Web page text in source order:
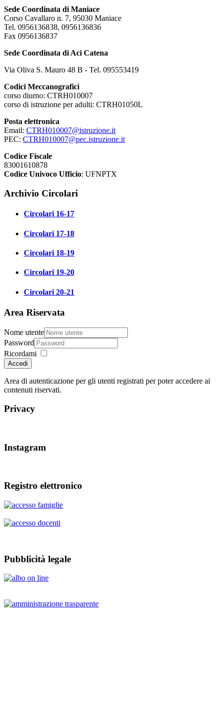
Sede Coordinata di Maniace
Corso Cavallaro n. 7, 95030 Maniace
Tel. 0956136838, 0956136836
Fax 0956136837
Sede Coordinata di Aci Catena
Via Oliva S. Mauro 48 B - Tel. 095553419
Codici Meccanografici
corso diurno: CTRH010007
corso di istruzione per adulti: CTRH01050L
Posta elettronica
Email: CTRH010007@istruzione.it
PEC: CTRH010007@pec.istruzione.it
Codice Fiscale
83001610878
Codice Univoco Ufficio: UFNPTX
Archivio Circolari
Circolari 16-17
Circolari 17-18
Circolari 18-19
Circolari 19-20
Circolari 20-21
Area Riservata
Nome utente
Password
Ricordami
Accedi
Area di autenticazione per gli utenti registrati per poter accedere ai
contenuti riservati.
Privacy
Instagram
Registro elettronico
Pubblicità legale